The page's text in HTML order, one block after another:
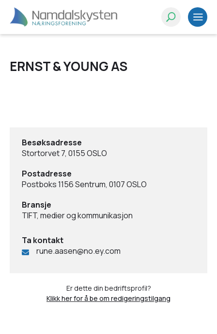
ERNST & YOUNG AS
Besøksadresse
Stortorvet 7, 0155 OSLO
Postadresse
Postboks 1156 Sentrum, 0107 OSLO
Bransje
TIFT, medier og kommunikasjon
Ta kontakt
rune.aasen@no.ey.com
Er dette din bedriftsprofil?
Klikk her for å be om redigeringstilgang